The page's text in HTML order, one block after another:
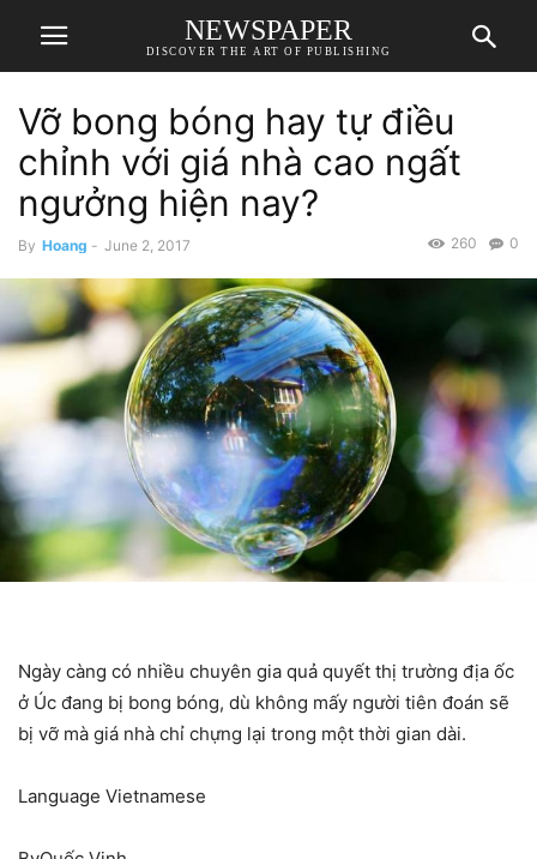
NEWSPAPER
DISCOVER THE ART OF PUBLISHING
Vỡ bong bóng hay tự điều
chỉnh với giá nhà cao ngất
ngưởng hiện nay?
By Hoang - June 2, 2017 0
260
Ngày càng có nhiều chuyên gia quả quyết thị trường địa ốc
ở Úc đang bị bong bóng, dù không mấy người tiên đoán sẽ
bị vỡ mà giá nhà chỉ chựng lại trong một thời gian dài.
Language Vietnamese